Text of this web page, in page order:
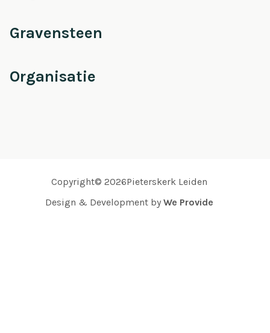
Gravensteen
Organisatie
Copyright© 2026Pieterskerk Leiden
Design & Development by We Provide